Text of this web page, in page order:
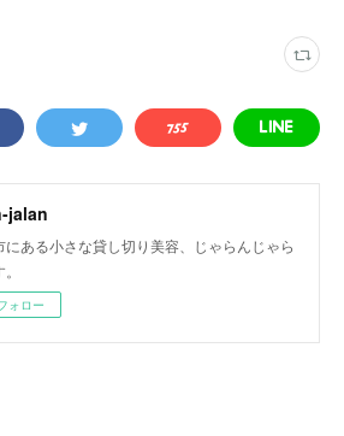
jalan
にある小さな貸し切り美容、じゃらんじゃら
ォロー